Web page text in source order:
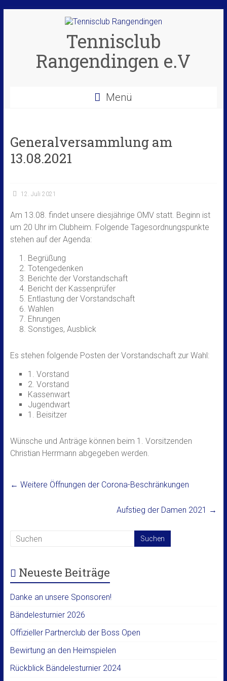
Tennisclub
Rangendingen e.V
Menü
Generalversammlung am
13.08.2021
12. Juli 2021
Am 13.08. findet unsere diesjährige OMV statt. Beginn ist
um 20 Uhr im Clubheim. Folgende Tagesordnungspunkte
stehen auf der Agenda:
Begrüßung
Totengedenken
Berichte der Vorstandschaft
Bericht der Kassenprüfer
Entlastung der Vorstandschaft
Wahlen
Ehrungen
Sonstiges, Ausblick
Es stehen folgende Posten der Vorstandschaft zur Wahl:
1. Vorstand
2. Vorstand
Kassenwart
Jugendwart
1. Beisitzer
Wünsche und Anträge können beim 1. Vorsitzenden
Christian Herrmann abgegeben werden.
← Weitere Öffnungen der Corona-Beschränkungen
Aufstieg der Damen 2021 →
Neueste Beiträge
Danke an unsere Sponsoren!
Bändelesturnier 2026
Offizieller Partnerclub der Boss Open
Bewirtung an den Heimspielen
Rückblick Bändelesturnier 2024